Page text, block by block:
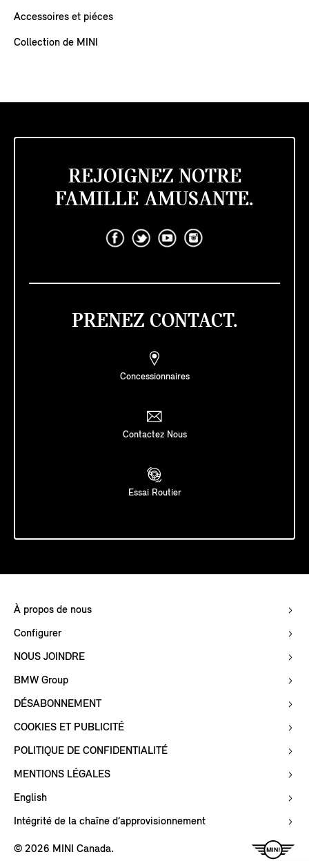
Accessoires et piéces
Collection de MINI
REJOIGNEZ NOTRE
FAMILLE AMUSANTE.
PRENEZ CONTACT.
Concessionnaires
Contactez Nous
Essai Routier
À propos de nous
Configurer
NOUS JOINDRE
BMW Group
DÉSABONNEMENT
COOKIES ET PUBLICITÉ
POLITIQUE DE CONFIDENTIALITÉ
MENTIONS LÉGALES
English
Intégrité de la chaîne d’approvisionnement
© 2026 MINI Canada.